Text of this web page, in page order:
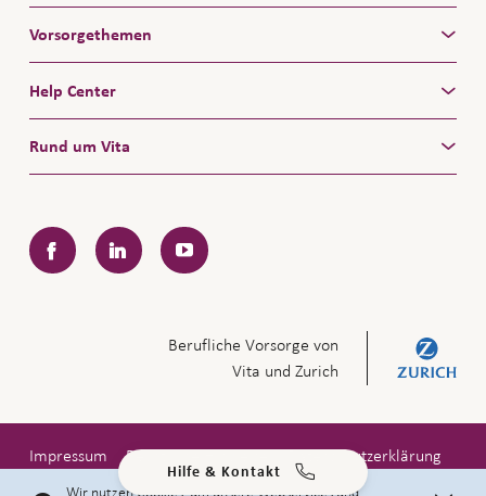
Wir nutzen Cookies, um unsere Webservices und
Vorsorgethemen
Help Center
Rund um Vita
FacebookLinkedInYouTube
Berufliche Vorsorge von
Vita und Zurich
Impressum Rechtliche Hinweise
Datenschutzerklärung
Copyright © 2026 Zürich Versicherungs-Gesellschaft AG
Hilfe & Kontakt